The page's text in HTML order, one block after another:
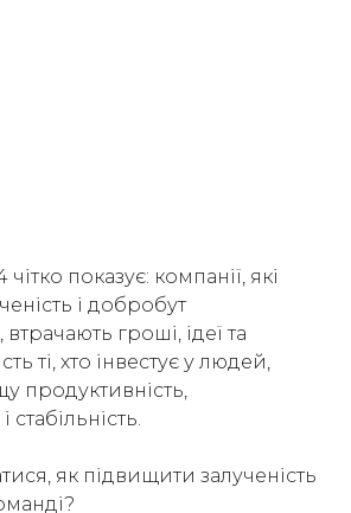
показує: компанії, які
і добробут
втрачають гроші, ідеї та
ті, хто інвестує у людей,
продуктивність,
стабільність.
як підвищити залученість